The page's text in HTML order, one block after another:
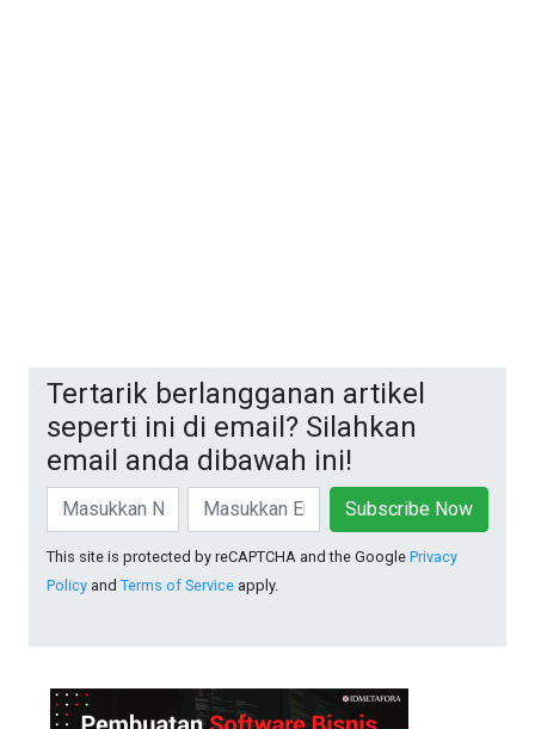
Tertarik berlangganan artikel
seperti ini di email? Silahkan
email anda dibawah ini!
Subscribe Now
This site is protected by reCAPTCHA and the Google Privacy
Policy and Terms of Service apply.